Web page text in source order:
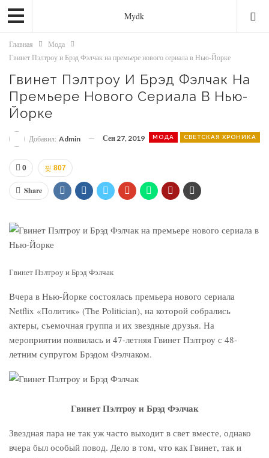
Mydk
Главная
Мода
Гвинет Пэлтроу и Брэд Фэлчак на премьере нового сериала в Нью-Йорке
Гвинет Пэлтроу И Брэд Фэлчак На
Премьере Нового Сериала В Нью-
Йорке
МОДА СВЕТСКАЯ ХРОНИКА
Добавил: Admin Сен 27, 2019
0 807
Share
Гвинет Пэлтроу и Брэд Фэлчак
Вчера в Нью-Йорке состоялась премьера нового сериала
Netflix «Политик» (The Politician), на которой собрались
актеры, съемочная группа и их звездные друзья. На
мероприятии появилась и 47-летняя Гвинет Пэлтроу с 48-
летним супругом Брэдом Фэлчаком.
Гвинет Пэлтроу и Брэд Фэлчак
Звездная пара не так уж часто выходит в свет вместе, однако
вчера был особый повод. Дело в том, что как Гвинет, так и